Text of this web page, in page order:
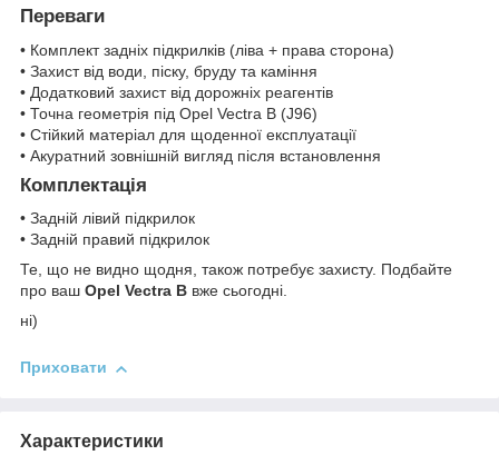
Переваги
• Комплект задніх підкрилків (ліва + права сторона)
• Захист від води, піску, бруду та каміння
• Додатковий захист від дорожніх реагентів
• Точна геометрія під Opel Vectra B (J96)
• Стійкий матеріал для щоденної експлуатації
• Акуратний зовнішній вигляд після встановлення
Комплектація
• Задній лівий підкрилок
• Задній правий підкрилок
Те, що не видно щодня, також потребує захисту. Подбайте
про ваш Opel Vectra B вже сьогодні.
ні)
Приховати
Характеристики